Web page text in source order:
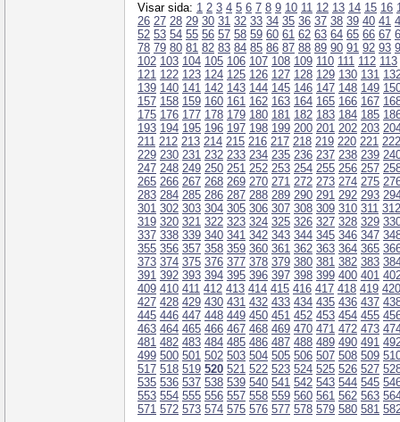
Visar sida: 1 2 3 4 5 6 7 8 9 10 11 12 13 14 15 16
26 27 28 29 30 31 32 33 34 35 36 37 38 39 40 41
52 53 54 55 56 57 58 59 60 61 62 63 64 65 66 67
78 79 80 81 82 83 84 85 86 87 88 89 90 91 92 93
102 103 104 105 106 107 108 109 110 111 112 113
121 122 123 124 125 126 127 128 129 130 131
139 140 141 142 143 144 145 146 147 148 149
157 158 159 160 161 162 163 164 165 166 167
175 176 177 178 179 180 181 182 183 184 185
193 194 195 196 197 198 199 200 201 202 203
211 212 213 214 215 216 217 218 219 220 221 222
229 230 231 232 233 234 235 236 237 238 239
247 248 249 250 251 252 253 254 255 256 257
265 266 267 268 269 270 271 272 273 274 275
283 284 285 286 287 288 289 290 291 292 293
301 302 303 304 305 306 307 308 309 310 311 312
319 320 321 322 323 324 325 326 327 328 329
337 338 339 340 341 342 343 344 345 346 347
355 356 357 358 359 360 361 362 363 364 365
373 374 375 376 377 378 379 380 381 382 383
391 392 393 394 395 396 397 398 399 400 401
409 410 411 412 413 414 415 416 417 418 419 420
427 428 429 430 431 432 433 434 435 436 437
445 446 447 448 449 450 451 452 453 454 455
463 464 465 466 467 468 469 470 471 472 473
481 482 483 484 485 486 487 488 489 490 491
499 500 501 502 503 504 505 506 507 508 509
517 518 519 520 521 522 523 524 525 526 527
535 536 537 538 539 540 541 542 543 544 545
553 554 555 556 557 558 559 560 561 562 563
571 572 573 574 575 576 577 578 579 580 581